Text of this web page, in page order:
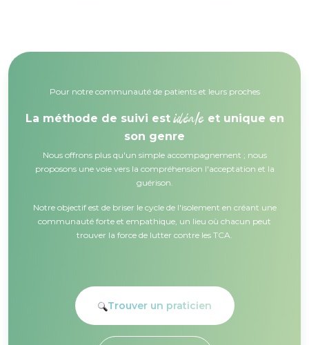
Pour notre communauté de patients et leurs proches
La méthode de suivi estidéaleet unique en
son genre
Nous offrons plus qu'un simple accompagnement ; nous
proposons une voie vers la compréhension l'acceptation et la
guérison.
Notre objectif est de briser le cycle de l'isolement en créant une
communauté forte et empathique, un lieu où chacun peut
trouver la force de lutter contre les TCA.
Trouver un praticien